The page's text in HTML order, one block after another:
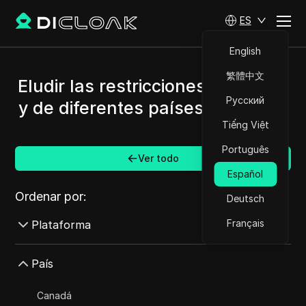
ES
English
繁體中文
Русский
Tiếng Việt
Português
Español
Deutsch
Français
Eludir las restricciones de Vimeo
y de diferentes países/regiones.
Ver todo
Ordenar por:
Plataforma
AdMob
País
Canadá